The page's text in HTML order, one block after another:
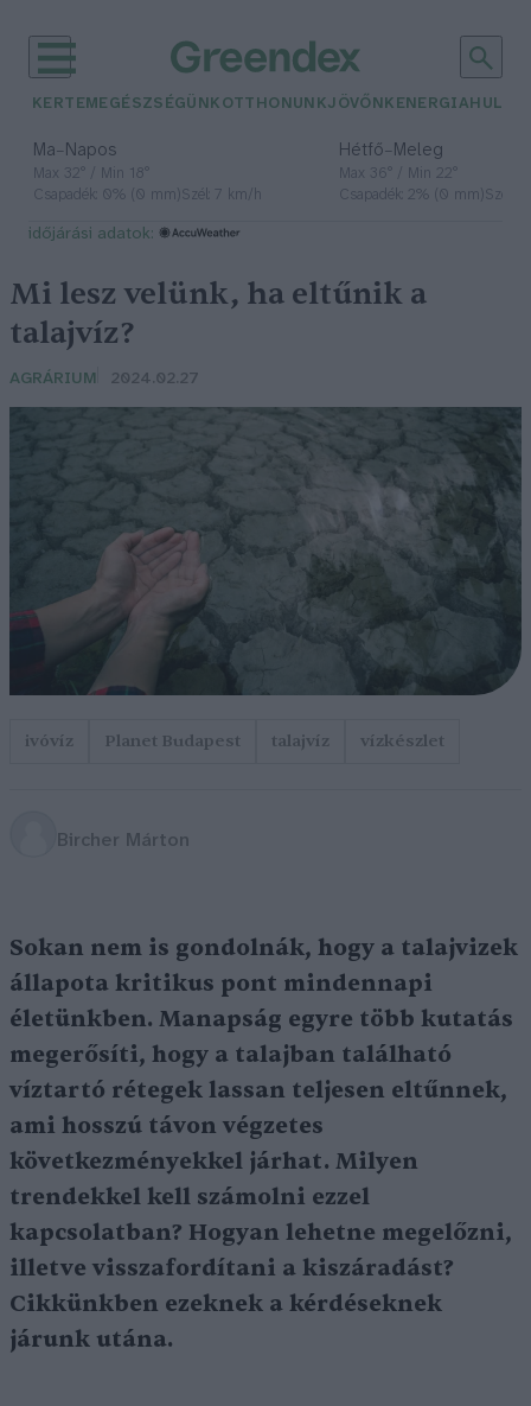
KERTEM EGÉSZSÉGÜNK OTTHONUNKJÖVŐNK ENERGIA
Ma– Napos
Max 32° / Min 18°
Csapadék: 0% (0 mm)Szél: 7 km/h
Hétfő– Meleg
Max 36° / Min 22°
Csapadék: 2% (0 mm)Szél:
időjárási adatok:
Mi lesz velünk, ha eltűnik a
talajvíz?
AGRÁRIUM 2024.02.27
ivóvíz Planet Budapest talajvíz vízkészlet
Bircher Márton
Sokan nem is gondolnák, hogy a talajvizek
állapota kritikus pont mindennapi
életünkben. Manapság egyre több kutatás
megerősíti, hogy a talajban található
víztartó rétegek lassan teljesen eltűnnek,
ami hosszú távon végzetes
következményekkel járhat. Milyen
trendekkel kell számolni ezzel
kapcsolatban? Hogyan lehetne megelőzni,
illetve visszafordítani a kiszáradást?
Cikkünkben ezeknek a kérdéseknek
járunk utána.